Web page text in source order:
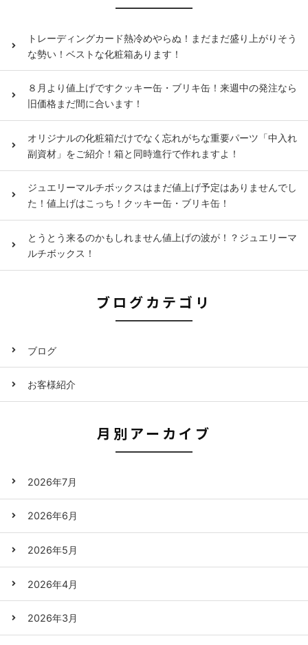
トレーディングカード熱冷めやらぬ！まだまだ盛り上がりそう
な勢い！ベストな化粧箱あります！
８月より値上げですクッキー缶・ブリキ缶！来週中の発注なら
旧価格まだ間に合います！
オリジナルの化粧箱だけでなく忘れがちな重要パーツ「中入れ
副資材」をご紹介！箱と同時進行で作れますよ！
ジュエリーマルチボックスはまだ値上げ予定はありませんでし
た！値上げはこっち！クッキー缶・ブリキ缶！
とうとう来るのかもしれません値上げの波が！？ジュエリーマ
ルチボックス！
ブログカテゴリ
ブログ
お客様紹介
月別アーカイブ
2026年7月
2026年6月
2026年5月
2026年4月
2026年3月